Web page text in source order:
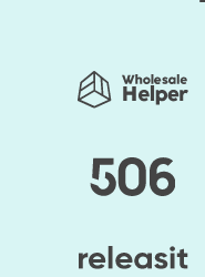
Ressources
votre boutique à
tutoriels aux analyses
rester à la pointe du
À propos
Depuis notre
marchands à